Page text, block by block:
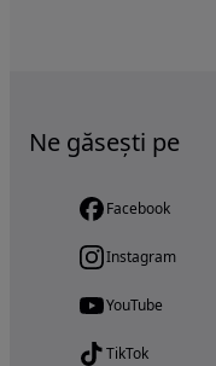
Ne găsești pe
Facebook
Instagram
YouTube
TikTok